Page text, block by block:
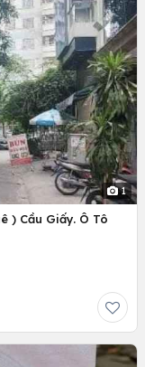
1
) Cầu Giấy. Ô Tô